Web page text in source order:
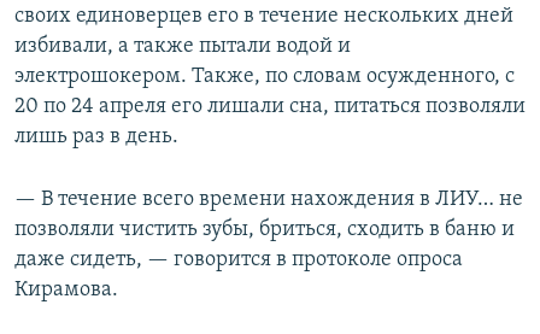
своих единоверцев его в течение нескольких дней
избивали, а также пытали водой и
электрошокером. Также, по словам осужденного, с
20 по 24 апреля его лишали сна, питаться позволяли
лишь раз в день.
— В течение всего времени нахождения в ЛИУ… не
позволяли чистить зубы, бриться, сходить в баню и
даже сидеть, — говорится в протоколе опроса
Кирамова.